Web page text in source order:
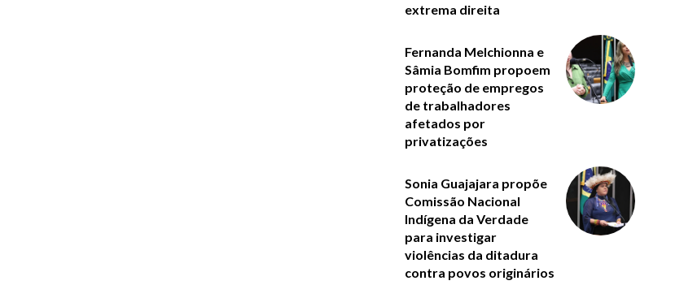
extrema direita
Fernanda Melchionna e
Sâmia Bomfim propoem
proteção de empregos
de trabalhadores
afetados por
privatizações
Sonia Guajajara propõe
Comissão Nacional
Indígena da Verdade
para investigar
violências da ditadura
contra povos originários